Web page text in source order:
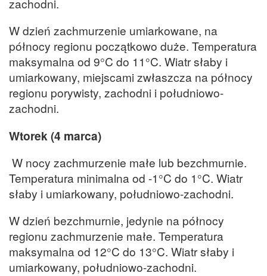
zachodni.
W dzień zachmurzenie umiarkowane, na
północy regionu początkowo duże. Temperatura
maksymalna od 9°C do 11°C. Wiatr słaby i
umiarkowany, miejscami zwłaszcza na północy
regionu porywisty, zachodni i południowo-
zachodni.
Wtorek (4 marca)
W nocy zachmurzenie małe lub bezchmurnie.
Temperatura minimalna od -1°C do 1°C. Wiatr
słaby i umiarkowany, południowo-zachodni.
W dzień bezchmurnie, jedynie na północy
regionu zachmurzenie małe. Temperatura
maksymalna od 12°C do 13°C. Wiatr słaby i
umiarkowany, południowo-zachodni.